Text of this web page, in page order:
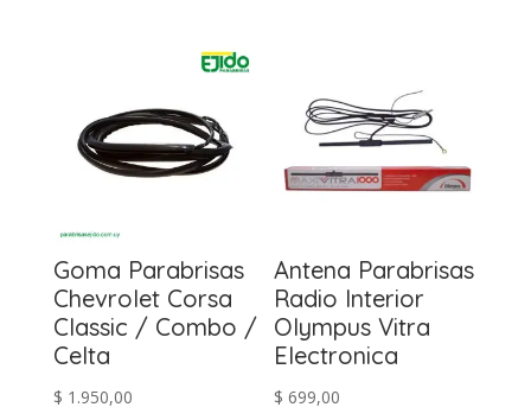
Goma Parabrisas
Chevrolet Corsa
Classic / Combo /
Celta
$ 1.950,00
Antena Parabrisas
Radio Interior
Olympus Vitra
Electronica
$ 699,00